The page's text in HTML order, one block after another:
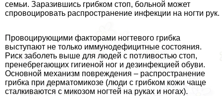
семьи. Заразившись грибком стоп, больной может
спровоцировать распространение инфекции на ногти рук.
Провоцирующими факторами ногтевого грибка
выступают не только иммунодефицитные состояния.
Риск заболеть выше для людей с потливостью стоп,
пренебрегающих гигиеной ног и дезинфекцией обуви.
Основной механизм повреждения – распространение
грибка при дерматомикозе (люди с грибком кожи чаще
сталкиваются с микозом ногтей на руках и ногах).